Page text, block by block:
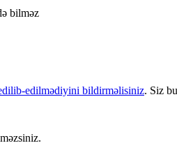
bilməz
edilmədiyini bildirməlisiniz. Siz